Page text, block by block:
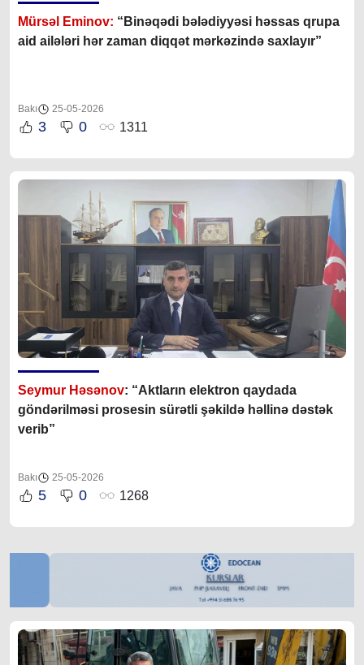
Mürsəl Eminov: “Binəqədi bələdiyyəsi həssas qrupa
aid ailələri hər zaman diqqət mərkəzində saxlayır”
Bakı 25-05-2026
3 0 1311
Seymur Həsənov: “Aktların elektron qaydada
göndərilməsi prosesin sürətli şəkildə həllinə dəstək
verib”
Bakı 25-05-2026
5 0 1268